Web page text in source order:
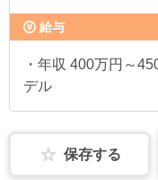
給与
・年収 400万円～
デル
保存する